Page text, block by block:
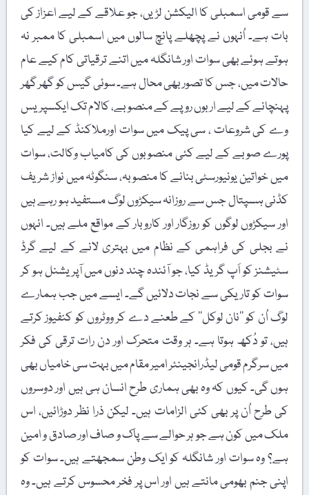
سے قومی اسمبلی کا الیکشن لڑیں، جو علاقے کے لیے اعزاز کی
بات ہے۔ اُنہوں نے پچھلے پانچ سالوں میں اسمبلی کا ممبر نہ
ہوتے ہوئے بھی سوات اور شانگلہ میں اتنے ترقیاتی کام کیے عام
حالات میں، جس کا تصور بھی محال ہے۔ سوئی گیس کو گھر گھر
پہنچانے کے لیے اربوں روپے کے منصوبے، کالام تک ایکسپریس
وے کی شروعات ، سی پیک میں سوات اورملاکنڈ کے لیے کیا
پورے صوبے کے لیے کئی منصوبوں کی کامیاب وکالت، سوات
میں خواتین یونیورسٹی بنانے کا منصوبہ، سنگوٹہ میں نواز شریف
کڈنی ہسپتال جس سے روزانہ سیکڑوں لوگ مستفید ہو رہے ہیں
اور سیکڑوں لوگوں کو روزگار اور کاروبار کے مواقع ملے ہیں۔ انہوں
نے بجلی کی فراہمی کے نظام میں بہتری لانے کے لیے گرڈ
سٹیشنز کو اَپ گریڈ کیا، جو آئندہ چند دنوں میں آپریشنل ہو کر
سوات کو تاریکی سے نجات دلائیں گے۔ ایسے میں جب ہمارے
لوگ اُن کو ’’نان لوکل‘‘ کے طعنے دے کر ووٹروں کو کنفیوز کرتے
ہیں، تو دُکھ ہوتا ہے۔ ہر وقت متحرک اور دن رات ترقی کی فکر
میں سرگرم قومی لیڈرانجینئر امیر مقام میں بہت سی خامیاں بھی
ہوں گی۔ کیوں کہ وہ بھی ہماری طرح انسان ہی ہیں اور دوسروں
کی طرح اُن پر بھی کئی الزامات ہیں۔ لیکن ذرا نظر دوڑائیں، اس
ملک میں کون ہے جو ہر حوالے سے پاک و صاف اور صادق و امین
ہے؟ وہ سوات اور شانگلہ کو ایک وطن سمجھتے ہیں۔ سوات کو
اپنی جنم بھومی مانتے ہیں اور اس پر فخر محسوس کرتے ہیں۔ وہ